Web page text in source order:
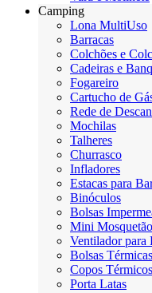
Camping
Lona MultiUso
Barracas
Colchões e
Cadeiras e
Fogareiro
Cartucho de
Rede de
Mochilas
Talheres
Churrasco
Infladores
Estacas para
Binóculos
Bolsas
Mini Mosquetão
Ventilador para
Bolsas Térmicas
Copos Térmicos
Porta Latas